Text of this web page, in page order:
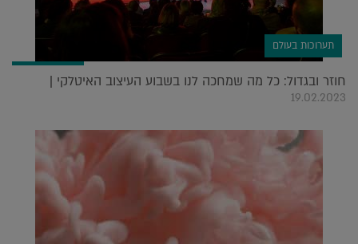
תערוכות בעולם
חוזר ובגדול: כל מה שמחכה לנו בשבוע העיצוב האיטלקי |
19.02.2023